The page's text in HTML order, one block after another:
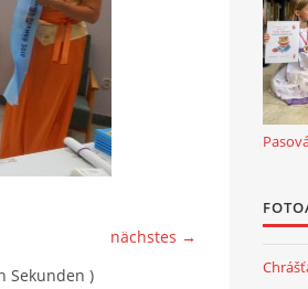
nächstes →
Sekunden )